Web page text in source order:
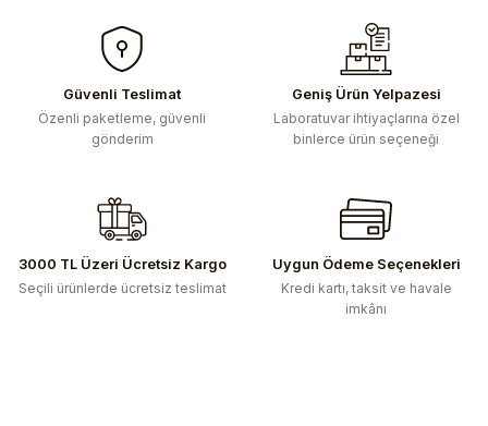
konularda yetersiz gördüğünüz noktaları öneri formunu
kullanarak tarafımıza iletebilirsiniz.
Görüş ve önerileriniz için teşekkür ederiz.
Ürün resmi kalitesiz, bozuk veya görüntülenemiyor.
Ürün fiyatı diğer sitelerden daha pahalı.
Bu ürüne benzer farklı alternatifler olmalı.
Güvenli Teslimat
Özenli paketleme, güvenli
gönderim
Geniş Ürün Yelpazesi
Laboratuvar ihtiyaçlarına özel
binlerce ürün seçeneği
3000 TL Üzeri Ücretsiz Kargo
Seçili ürünlerde ücretsiz teslimat
Uygun Ödeme Seçenekleri
Kredi kartı, taksit ve havale
imkânı